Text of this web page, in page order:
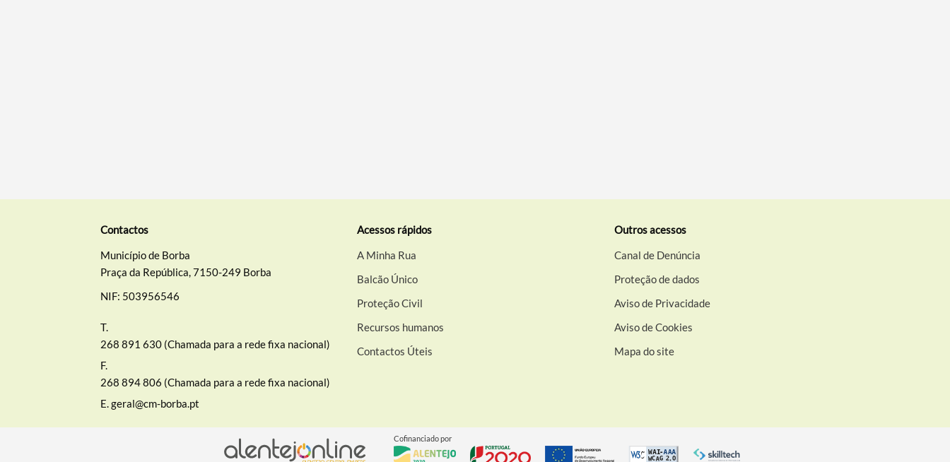
Contactos
Município de Borba
Praça da República, 7150-249 Borba
NIF: 503956546
T.
268 891 630 (Chamada para a rede fixa nacional)
F.
268 894 806 (Chamada para a rede fixa nacional)
E. geral@cm-borba.pt
Acessos rápidos
A Minha Rua
Balcão Único
Proteção Civil
Recursos humanos
Contactos Úteis
Outros acessos
Canal de Denúncia
Proteção de dados
Aviso de Privacidade
Aviso de Cookies
Mapa do site
Cofinanciado por